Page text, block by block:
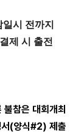
일시 전까지
제 시 출전
불참은 대회개최
(양식#2)제출